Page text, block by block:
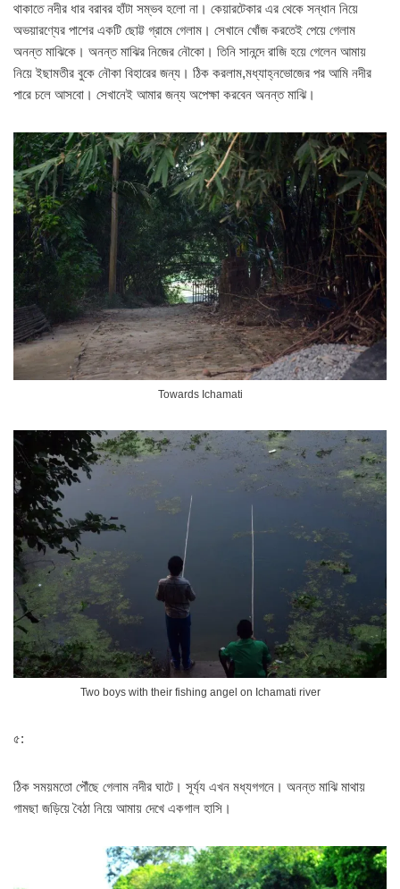
থাকাতে নদীর ধার বরাবর হাঁটা সম্ভব হলো না। কেয়ারটেকার এর থেকে সন্ধান নিয়ে
অভয়ারণ্যের পাশের একটি ছোট্ট গ্রামে গেলাম। সেখানে খোঁজ করতেই পেয়ে গেলাম
অনন্ত মাঝিকে। অনন্ত মাঝির নিজের নৌকো। তিনি সানন্দে রাজি হয়ে গেলেন আমায়
নিয়ে ইছামতীর বুকে নৌকা বিহারের জন্য। ঠিক করলাম,মধ্যাহ্নভোজের পর আমি নদীর
পারে চলে আসবো। সেখানেই আমার জন্য অপেক্ষা করবেন অনন্ত মাঝি।
Towards Ichamati
Two boys with their fishing angel on Ichamati river
৫:
ঠিক সময়মতো পৌঁছে গেলাম নদীর ঘাটে। সূর্য্য এখন মধ্যগগনে। অনন্ত মাঝি মাথায়
গামছা জড়িয়ে বৈঠা নিয়ে আমায় দেখে একগাল হাসি।